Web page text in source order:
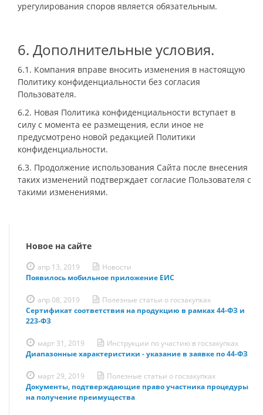
урегулирования споров является обязательным.
6. Дополнительные условия.
6.1. Компания вправе вносить изменения в настоящую
Политику конфиденциальности без согласия
Пользователя.
6.2. Новая Политика конфиденциальности вступает в
силу с момента ее размещения, если иное не
предусмотрено новой редакцией Политики
конфиденциальности.
6.3. Продолжение использования Сайта после внесения
таких изменений подтверждает согласие Пользователя с
такими изменениями.
Новое на сайте
апр 13, 2019
Новости
Появилось мобильное приложение ЕИС
апр 08, 2019
Полезные статьи о госзакупках
Сертификат соответствия на продукцию в рамках 44-ФЗ и
223-ФЗ
март 31, 2019
Инструкции по участию в госзакупках
Диапазонные характеристики - указание в заявке по 44-ФЗ
март 29, 2019
Полезные статьи о госзакупках
Документы, подтверждающие право участника процедуры
на получение преимущества